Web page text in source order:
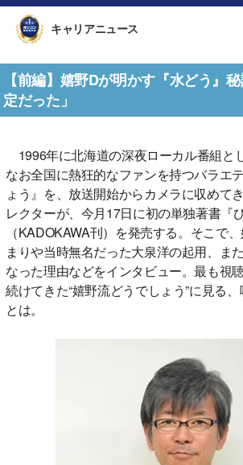
キャリアニュース
【前編】嬉野Dが明かす『水どう』
定だった」
1996年に北海道の深夜ローカル番組と
なお全国に熱狂的なファンを持つバラエ
ょう』を、放送開始からカメラに収めて
レクターが、今月17日に初の単独著書『
（KADOKAWA刊）を発売する。そこで
まりや当時無名だった大泉洋の起用、ま
なった理由などをインタビュー。最も視
続けてきた“嬉野流どうでしょう”に見る
とは。